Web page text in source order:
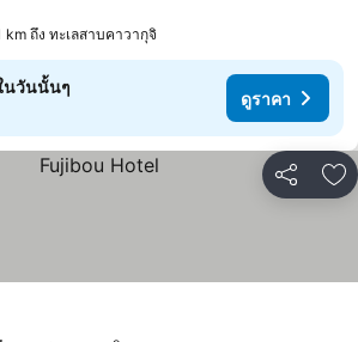
km ถึง ทะเลสาบคาวากุจิ
นวันนั้นๆ
ดูราคา
แชร์ เ
า